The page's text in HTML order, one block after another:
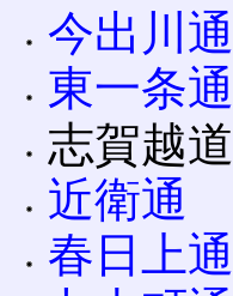
今出川通
東一条通
志賀越道
近衛通
春日上通